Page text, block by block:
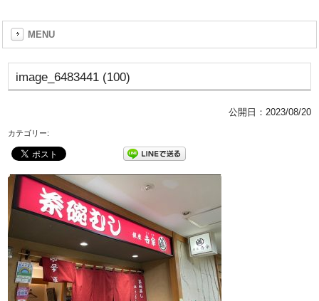
MENU
image_6483441 (100)
公開日： 2023/08/20
カテゴリー: